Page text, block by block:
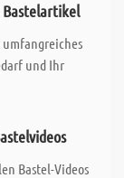
Bastelartikel
umfangreiches
und Ihr
Bastel-Videos